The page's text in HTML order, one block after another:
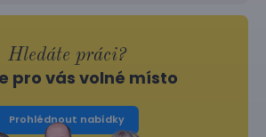
Hledáte práci?
pro vás volné místo
Prohlédnout nabídky